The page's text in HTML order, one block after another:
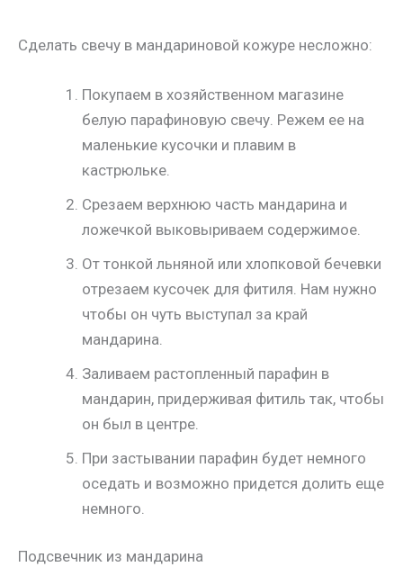
Сделать свечу в мандариновой кожуре несложно:
Покупаем в хозяйственном магазине
белую парафиновую свечу. Режем ее на
маленькие кусочки и плавим в
кастрюльке.
Срезаем верхнюю часть мандарина и
ложечкой выковыриваем содержимое.
От тонкой льняной или хлопковой бечевки
отрезаем кусочек для фитиля. Нам нужно
чтобы он чуть выступал за край
мандарина.
Заливаем растопленный парафин в
мандарин, придерживая фитиль так, чтобы
он был в центре.
При застывании парафин будет немного
оседать и возможно придется долить еще
немного.
Подсвечник из мандарина